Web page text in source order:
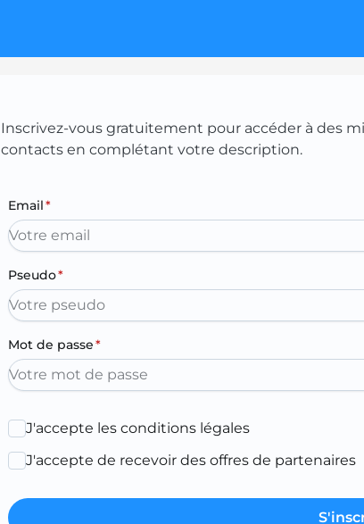
Inscrivez-vous gratuitement pour accéder à des
contacts en complétant votre description.
Email*
Pseudo*
Mot de passe*
J'accepte les conditions légales
J'accepte de recevoir des offres de partenaires